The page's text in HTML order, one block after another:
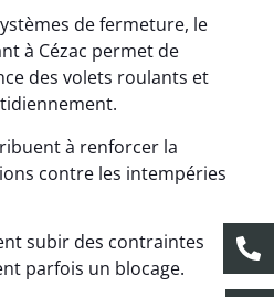
de fermeture, le
à Cézac permet de
des volets roulants et
à renforcer la
contre les intempéries
subir des contraintes
parfois un blocage.